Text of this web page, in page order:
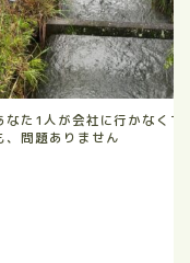
なた1人が会社に行かなくて
、問題ありません